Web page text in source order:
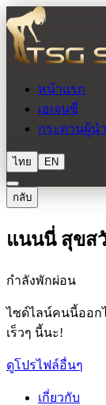
หน้าแรก
เอเจนซี่
กระดานผู้นำ
ไทย EN
กลับ
แนนนี่ สุขส
กำลังพักผ่อน
ไซด์ไลน์คนนี้ออก
เร็วๆ นี้นะ!
ดูโปรไฟล์อื่นๆ
เกี่ยวกับ